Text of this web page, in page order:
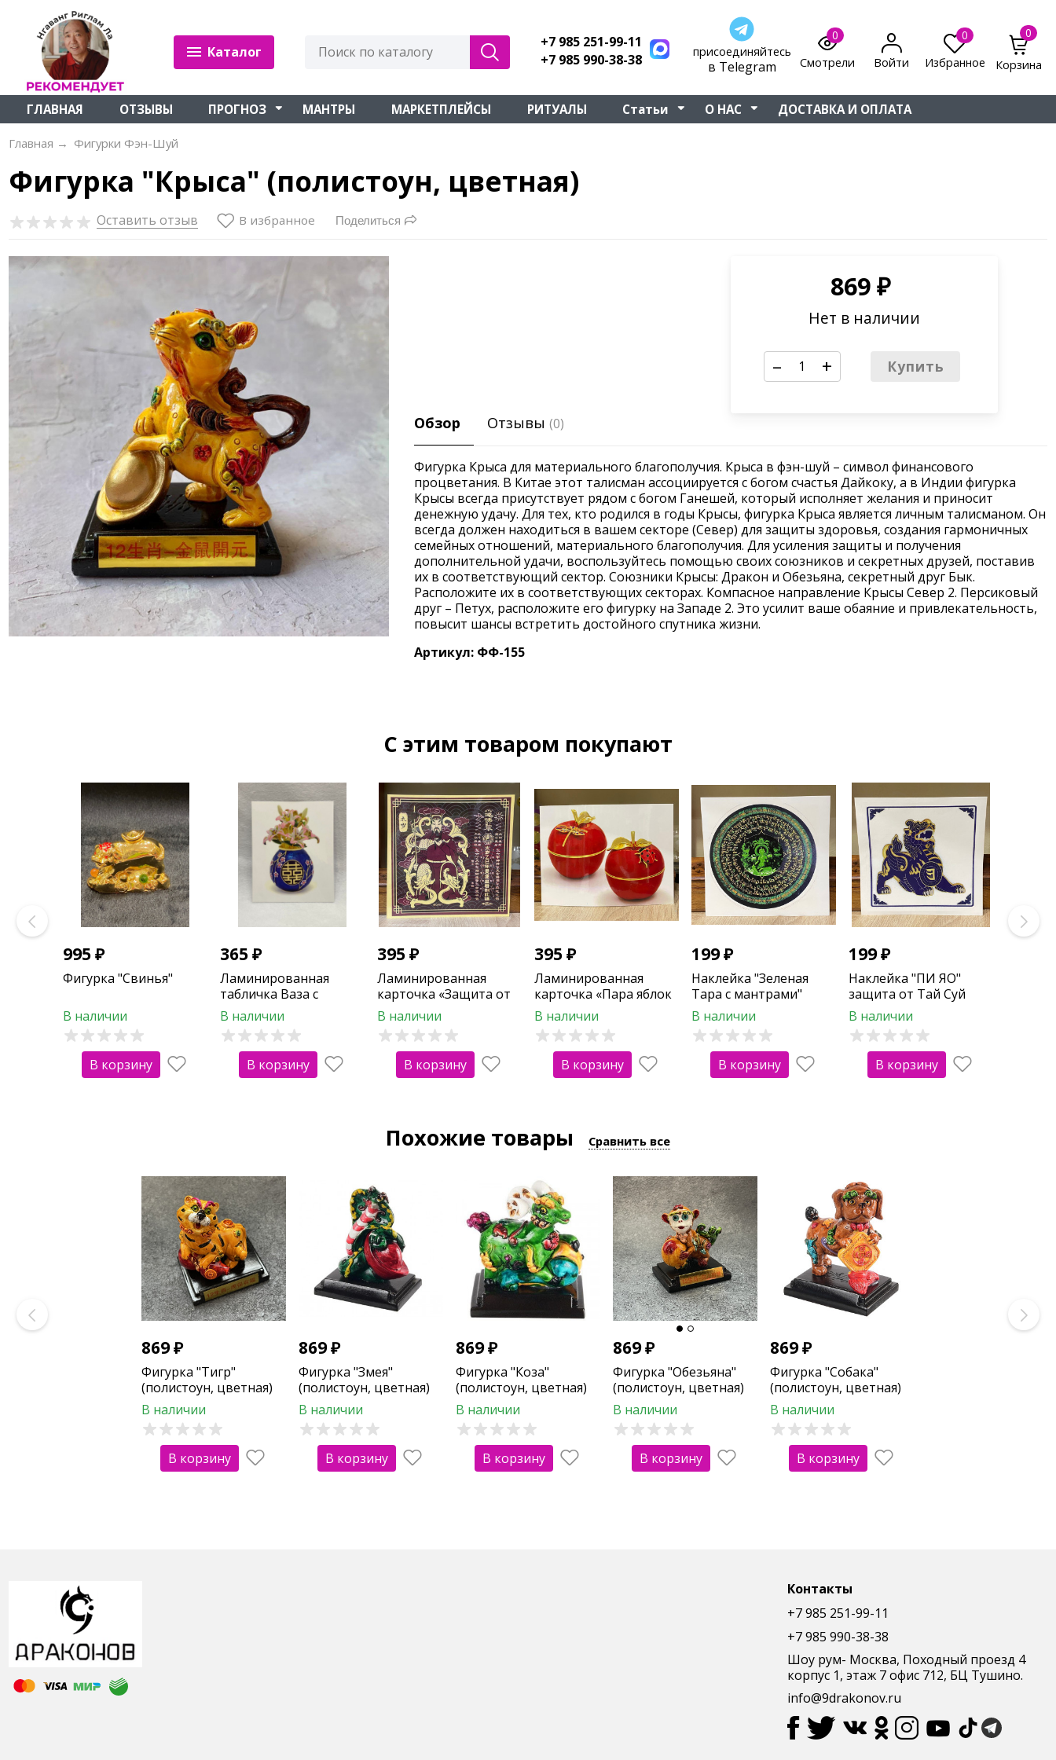
Каталог
+7 985 251-99-11
+7 985 990-38-38
присоединяйтесь
в Telegram
0
Смотрели
Войти
0
Избранное
0
Корзина
ГЛАВНАЯ ОТЗЫВЫ ПРОГНОЗ МАНТРЫ МАРКЕТПЛЕЙСЫ РИТУАЛЫ Статьи О НАС ДОСТАВКА И ОПЛАТА
Главная → Фигурки Фэн-Шуй
Фигурка "Крыса" (полистоун, цветная)
Оставить отзыв В избранное Поделиться
869₽
Нет в наличии
– + Купить
Обзор Отзывы(0)
Фигурка Крыса для материального благополучия. Крыса в фэн-шуй – символ финансового
процветания. В Китае этот талисман ассоциируется с богом счастья Дайкоку, а в Индии фигурка
Крысы всегда присутствует рядом с богом Ганешей, который исполняет желания и приносит
денежную удачу. Для тех, кто родился в годы Крысы, фигурка Крыса является личным талисманом. Он
всегда должен находиться в вашем секторе (Север) для защиты здоровья, создания гармоничных
семейных отношений, материального благополучия. Для усиления защиты и получения
дополнительной удачи, воспользуйтесь помощью своих союзников и секретных друзей, поставив
их в соответствующий сектор. Союзники Крысы: Дракон и Обезьяна, секретный друг Бык.
Расположите их в соответствующих секторах. Компасное направление Крысы Север 2. Персиковый
друг – Петух, расположите его фигурку на Западе 2. Это усилит ваше обаяние и привлекательность,
повысит шансы встретить достойного спутника жизни.
Артикул: ФФ-155
C этим товаром покупают
995₽
Фигурка "Свинья"
В наличии
В корзину
365₽
Ламинированная
табличка Ваза с
символом двойное
счастье
В наличии
В корзину
395₽
Ламинированная
карточка «Защита от
Тай Суй»
В наличии
В корзину
395₽
Ламинированная
карточка «Пара яблок
со стрекозой и божьей
коровкой» защита от
3-ки
В наличии
В корзину
199₽
Наклейка "Зеленая
Тара с мантрами"
В наличии
В корзину
199₽
Наклейка "ПИ ЯО"
защита от Тай Суй
В наличии
В корзину
Похожие товары Сравнить все
869₽
Фигурка "Тигр"
(полистоун, цветная)
В наличии
В корзину
869₽
Фигурка "Змея"
(полистоун, цветная)
В наличии
В корзину
869₽
Фигурка "Коза"
(полистоун, цветная)
В наличии
В корзину
869₽
Фигурка "Обезьяна"
(полистоун, цветная)
В наличии
В корзину
869₽
Фигурка "Собака"
(полистоун, цветная)
В наличии
В корзину
Контакты
+7 985 251-99-11
+7 985 990-38-38
Шоу рум- Москва, Походный проезд 4
корпус 1, этаж 7 офис 712, БЦ Тушино.
info@9drakonov.ru